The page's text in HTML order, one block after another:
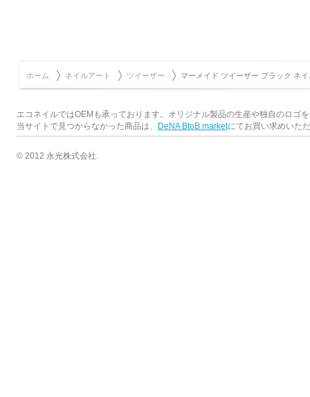
ホーム ネイルアート ツイーザー マーメイド ツイーザー ブラック ネ
エコネイルではOEMも承っております。オリジナル製品の生産や独自のロゴ
当サイトで見つからなかった商品は、
DeNA BtoB marketにてお買い求めいた
© 2012 永光株式会社.